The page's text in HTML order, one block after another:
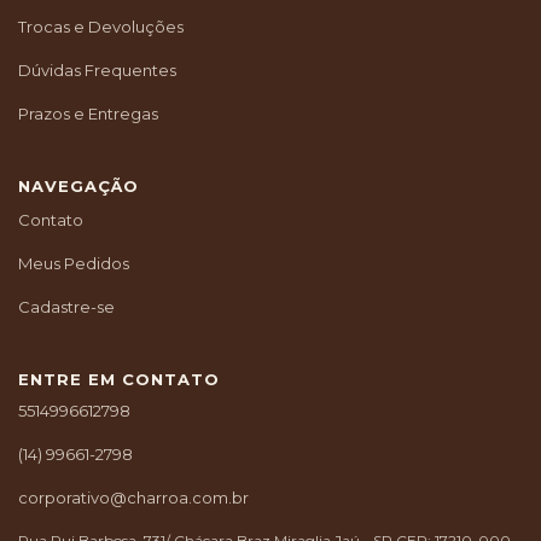
Trocas e Devoluções
Dúvidas Frequentes
Prazos e Entregas
NAVEGAÇÃO
Contato
Meus Pedidos
Cadastre-se
ENTRE EM CONTATO
5514996612798
(14) 99661-2798
corporativo@charroa.com.br